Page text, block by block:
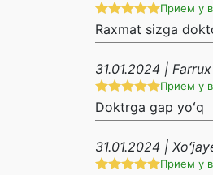
Прием у
Raxmat sizga
31.01.2024 | Farrux
Прием у
Doktrga gap yoʻq
31.01.2024 |
Прием у